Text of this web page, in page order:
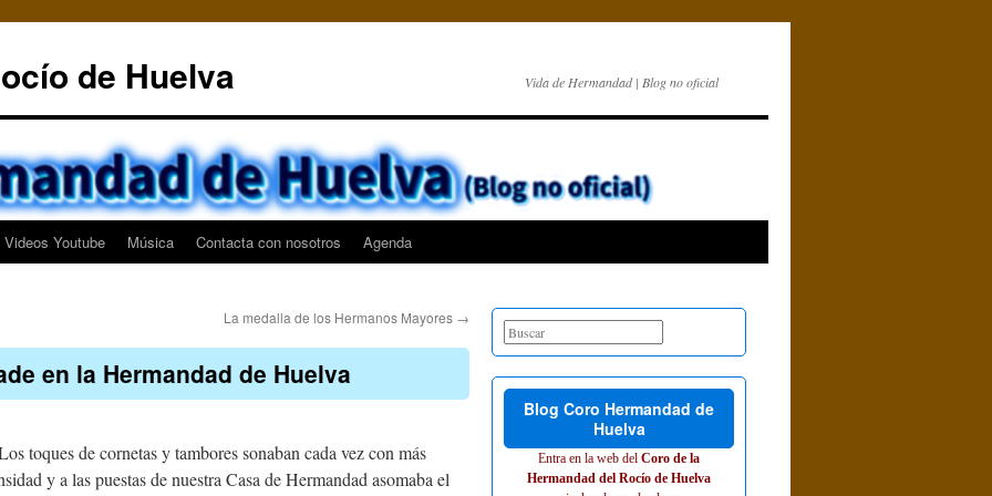
de Huelva Vida de Hermandad | Blog no oficial
Videos Youtube Música Contacta con nosotros Agenda
La medalla de los Hermanos Mayores →
en la Hermandad de Huelva
toques de cornetas y tambores sonaban cada vez con más
y a las puestas de nuestra Casa de Hermandad asomaba el
Blog Coro Hermandad de
Huelva
Entra en la web del Coro de la
Hermandad del Rocío de Huelva